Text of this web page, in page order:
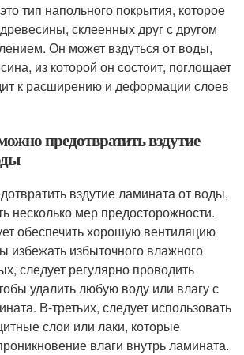
тип напольного покрытия, которое
склеенных друг с другом
Он может вздуться от воды,
из которой он состоит, поглощает
к расширению и деформации слоев
предотвратить вздутие
вздутие ламината от воды,
несколько мер предосторожности.
обеспечить хорошую вентиляцию
избежать избыточного влажного
следует регулярно проводить
удалить любую воду или влагу с
В-третьих, следует использовать
слои или лаки, которые
влаги внутрь ламината.